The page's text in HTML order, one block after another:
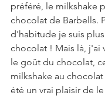
préféré, le milkshake
chocolat de Barbells.
d'habitude je suis
chocolat ! Mais là, j'ai
le goût du chocolat,
milkshake au
été un vrai plaisir de